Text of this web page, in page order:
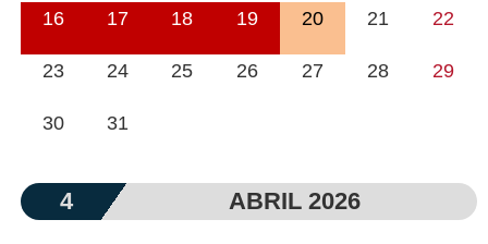
16 17 18 19 20 21 22
23 24 25 26 27 28 29
30 31
4 ABRIL 2026